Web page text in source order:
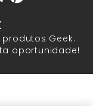
Geek.
oportunidade!